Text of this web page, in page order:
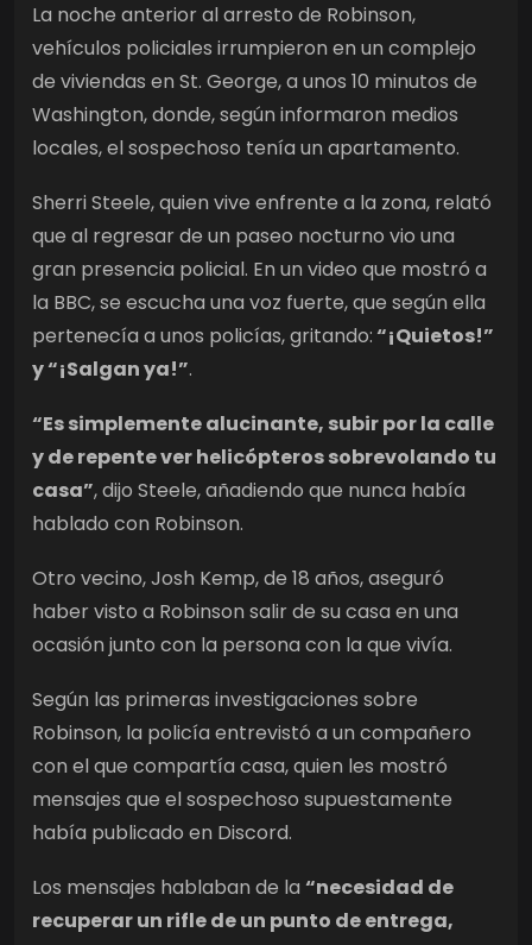
La noche anterior al arresto de Robinson,
vehículos policiales irrumpieron en un complejo
de viviendas en St. George, a unos 10 minutos de
Washington, donde, según informaron medios
locales, el sospechoso tenía un apartamento.
Sherri Steele, quien vive enfrente a la zona, relató
que al regresar de un paseo nocturno vio una
gran presencia policial. En un video que mostró a
la BBC, se escucha una voz fuerte, que según ella
pertenecía a unos policías, gritando:“¡Quietos!”
y “¡Salgan ya!”.
“Es simplemente alucinante, subir por la calle
y de repente ver helicópteros sobrevolando tu
casa”, dijo Steele, añadiendo que nunca había
hablado con Robinson.
Otro vecino, Josh Kemp, de 18 años, aseguró
haber visto a Robinson salir de su casa en una
ocasión junto con la persona con la que vivía.
Según las primeras investigaciones sobre
Robinson, la policía entrevistó a un compañero
con el que compartía casa, quien les mostró
mensajes que el sospechoso supuestamente
había publicado en Discord.
Los mensajes hablaban de la “necesidad de
recuperar un rifle de un punto de entrega,